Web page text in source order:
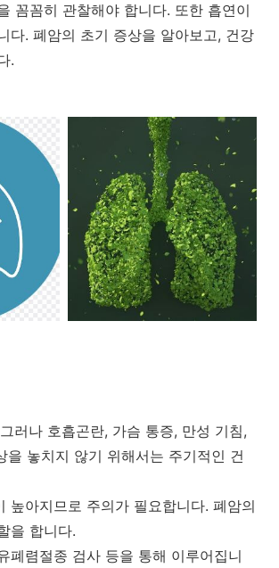
꼼꼼히 관찰해야 합니다. 또한 흡연이
다. 폐암의 초기 증상을 알아보고, 건강
.
러나 호흡곤란, 가슴 통증, 만성 기침,
놓치지 않기 위해서는 주기적인 건
높아지므로 주의가 필요합니다. 폐암의
을 합니다.
폐렴절종 검사 등을 통해 이루어집니